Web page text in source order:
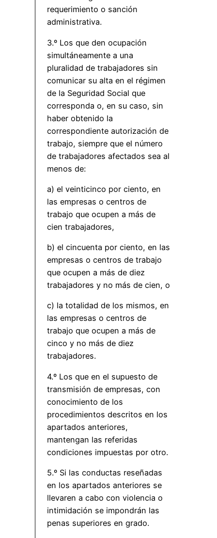
requerimiento o sanción
administrativa.
3.º Los que den ocupación
simultáneamente a una
pluralidad de trabajadores sin
comunicar su alta en el régimen
de la Seguridad Social que
corresponda o, en su caso, sin
haber obtenido la
correspondiente autorización de
trabajo, siempre que el número
de trabajadores afectados sea al
menos de:
a) el veinticinco por ciento, en
las empresas o centros de
trabajo que ocupen a más de
cien trabajadores,
b) el cincuenta por ciento, en las
empresas o centros de trabajo
que ocupen a más de diez
trabajadores y no más de cien, o
c) la totalidad de los mismos, en
las empresas o centros de
trabajo que ocupen a más de
cinco y no más de diez
trabajadores.
4.º Los que en el supuesto de
transmisión de empresas, con
conocimiento de los
procedimientos descritos en los
apartados anteriores,
mantengan las referidas
condiciones impuestas por otro.
5.º Si las conductas reseñadas
en los apartados anteriores se
llevaren a cabo con violencia o
intimidación se impondrán las
penas superiores en grado.